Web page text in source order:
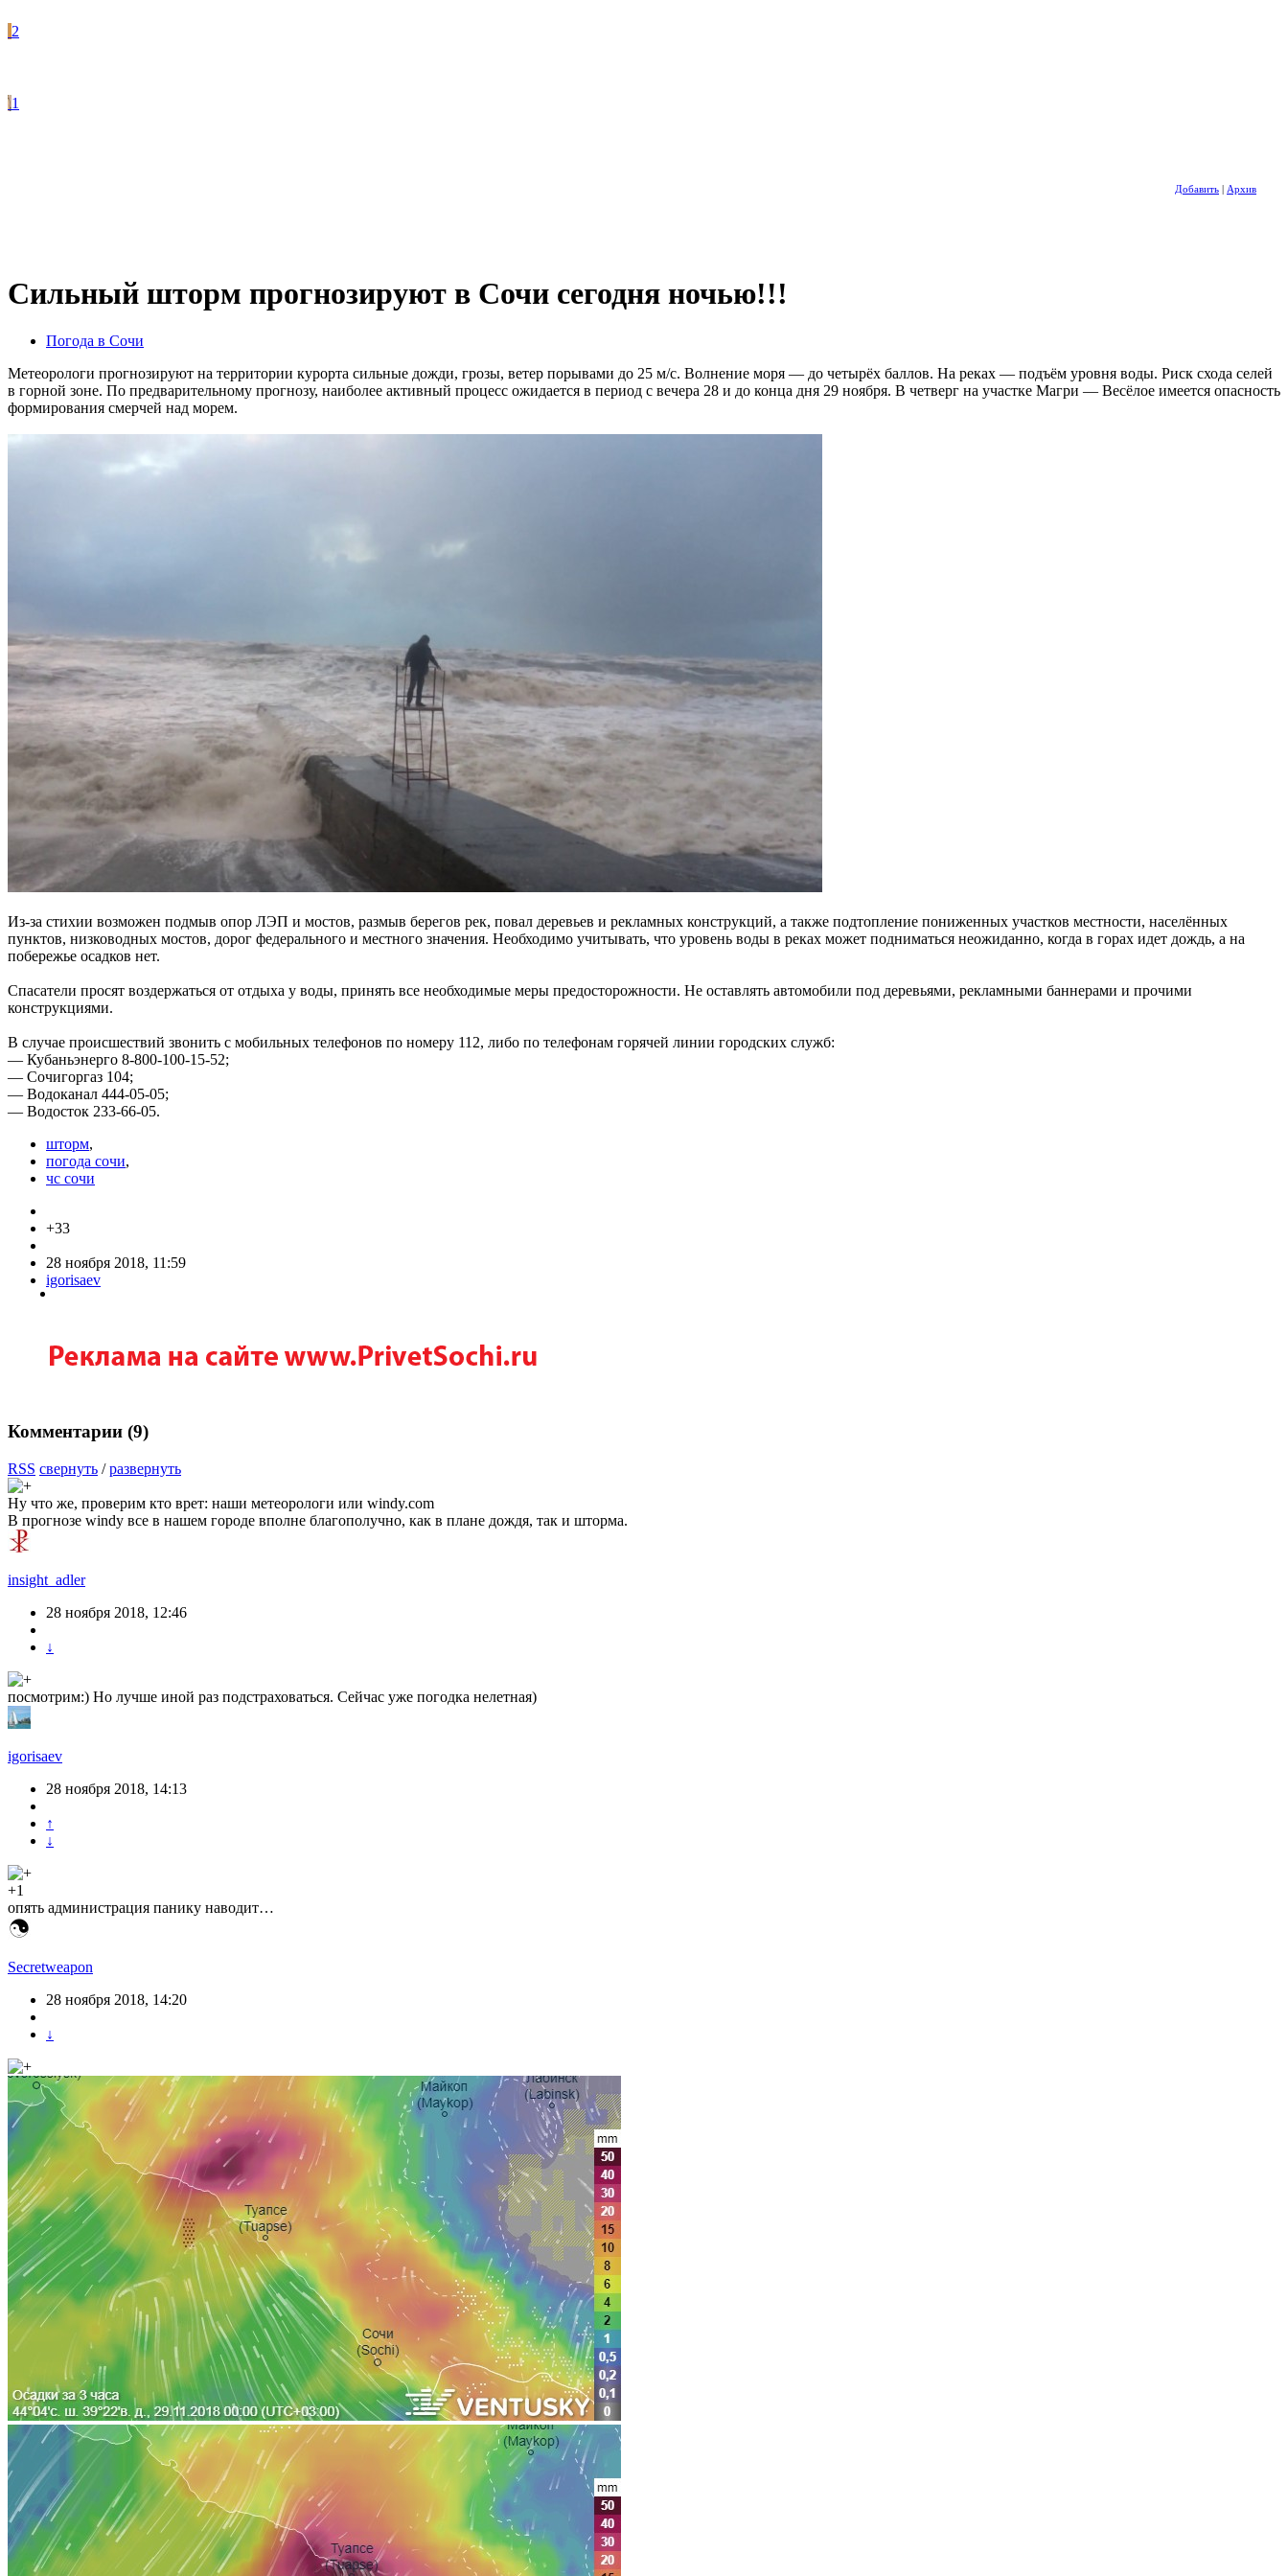
2
1
Добавить | Архив
Сильный шторм прогнозируют в Сочи сегодня ночью!!!
Погода в Сочи
Метеорологи прогнозируют на территории курорта сильные дожди, грозы, ветер порывами до 25 м/с. Волнение моря — до четырёх баллов. На реках — подъём уровня воды. Риск схода селей
в горной зоне. По предварительному прогнозу, наиболее активный процесс ожидается в период с вечера 28 и до конца дня 29 ноября. В четверг на участке Магри — Весёлое имеется опасность
формирования смерчей над морем.
Из-за стихии возможен подмыв опор ЛЭП и мостов, размыв берегов рек, повал деревьев и рекламных конструкций, а также подтопление пониженных участков местности, населённых
пунктов, низководных мостов, дорог федерального и местного значения. Необходимо учитывать, что уровень воды в реках может подниматься неожиданно, когда в горах идет дождь, а на
побережье осадков нет.
Спасатели просят воздержаться от отдыха у воды, принять все необходимые меры предосторожности. Не оставлять автомобили под деревьями, рекламными баннерами и прочими
конструкциями.
В случае происшествий звонить с мобильных телефонов по номеру 112, либо по телефонам горячей линии городских служб:
— Кубаньэнерго 8-800-100-15-52;
— Сочигоргаз 104;
— Водоканал 444-05-05;
— Водосток 233-66-05.
шторм,
погода сочи,
чс сочи
+33
28 ноября 2018, 11:59
igorisaev
Комментарии (9)
RSS свернуть /развернуть
Ну что же, проверим кто врет: наши метеорологи или windy.com
В прогнозе windy все в нашем городе вполне благополучно, как в плане дождя, так и шторма.
insight_adler
28 ноября 2018, 12:46
↓
посмотрим:) Но лучше иной раз подстраховаться. Сейчас уже погодка нелетная)
igorisaev
28 ноября 2018, 14:13
↑
↓
+1
опять администрация панику наводит…
Secretweapon
28 ноября 2018, 14:20
↓